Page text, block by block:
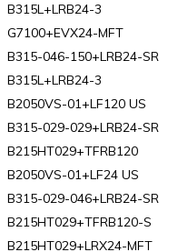
B315L+LRB24-3
G7100+EVX24-MFT
B315-046-150+LRB24-SR
B315L+LRB24-3
B2050VS-01+LF120 US
B315-029-029+LRB24-SR
B215HT029+TFRB120
B2050VS-01+LF24 US
B315-029-046+LRB24-SR
B215HT029+TFRB120-S
B215HT029+LRX24-MFT